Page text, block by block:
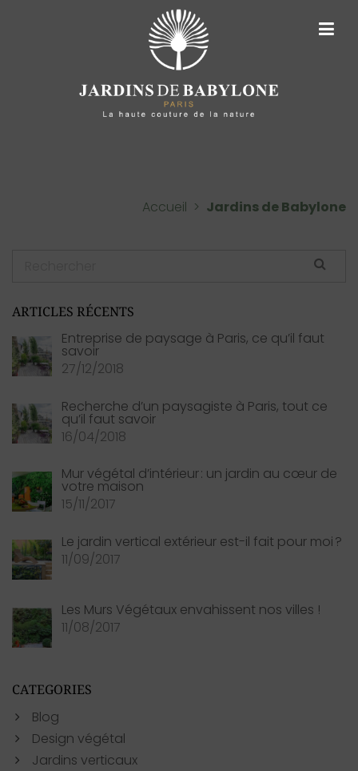
ARCHIVES DE TAGS :
JARDINS DE
BABYLONE
Accueil > Jardins de Babylone
ARTICLES RÉCENTS
Entreprise de paysage à Paris, ce qu’il faut
savoir
27/12/2018
Recherche d’un paysagiste à Paris, tout ce
qu’il faut savoir
16/04/2018
Mur végétal d’intérieur : un jardin au cœur de
votre maison
15/11/2017
Le jardin vertical extérieur est-il fait pour moi ?
11/09/2017
Les Murs Végétaux envahissent nos villes !
11/08/2017
CATEGORIES
Blog
Design végétal
Jardins verticaux